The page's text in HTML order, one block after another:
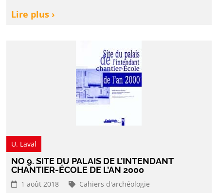
Lire plus ›
U. Laval
NO 9. SITE DU PALAIS DE L’INTENDANT
CHANTIER-ÉCOLE DE L’AN 2000
1 août 2018
Cahiers d'archéologie